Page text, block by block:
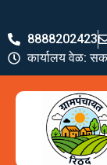
8888202423
कार्यालय वेळ: